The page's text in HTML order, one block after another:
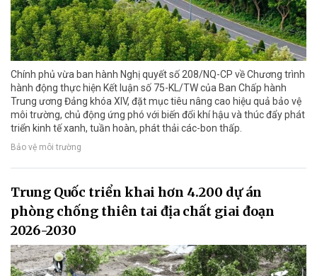
Chính phủ vừa ban hành Nghị quyết số 208/NQ-CP về Chương trình
hành động thực hiện Kết luận số 75-KL/TW của Ban Chấp hành
Trung ương Đảng khóa XIV, đặt mục tiêu nâng cao hiệu quả bảo vệ
môi trường, chủ động ứng phó với biến đổi khí hậu và thúc đẩy phát
triển kinh tế xanh, tuần hoàn, phát thải các-bon thấp.
Bảo vệ môi trường
Trung Quốc triển khai hơn 4.200 dự án
phòng chống thiên tai địa chất giai đoạn
2026-2030